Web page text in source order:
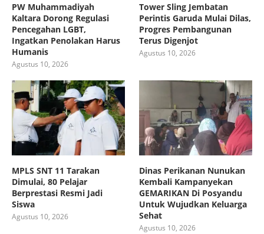
PW Muhammadiyah
Kaltara Dorong Regulasi
Pencegahan LGBT,
Ingatkan Penolakan Harus
Humanis
Agustus 10, 2026
Tower Sling Jembatan
Perintis Garuda Mulai Dilas,
Progres Pembangunan
Terus Digenjot
Agustus 10, 2026
MPLS SNT 11 Tarakan
Dimulai, 80 Pelajar
Berprestasi Resmi Jadi
Siswa
Agustus 10, 2026
Dinas Perikanan Nunukan
Kembali Kampanyekan
GEMARIKAN Di Posyandu
Untuk Wujudkan Keluarga
Sehat
Agustus 10, 2026